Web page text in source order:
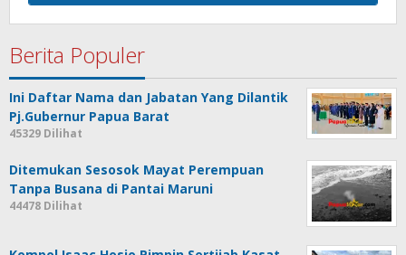
Berita Populer
Ini Daftar Nama dan Jabatan Yang Dilantik
Pj.Gubernur Papua Barat
45329 Dilihat
Ditemukan Sesosok Mayat Perempuan
Tanpa Busana di Pantai Maruni
44478 Dilihat